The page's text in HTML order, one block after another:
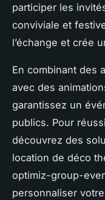
participer les
conviviale et
l’échange et crée
En combinant des
avec des
garantissez un
publics. Pour
découvrez des
location de déco
optimiz-group-
personnaliser